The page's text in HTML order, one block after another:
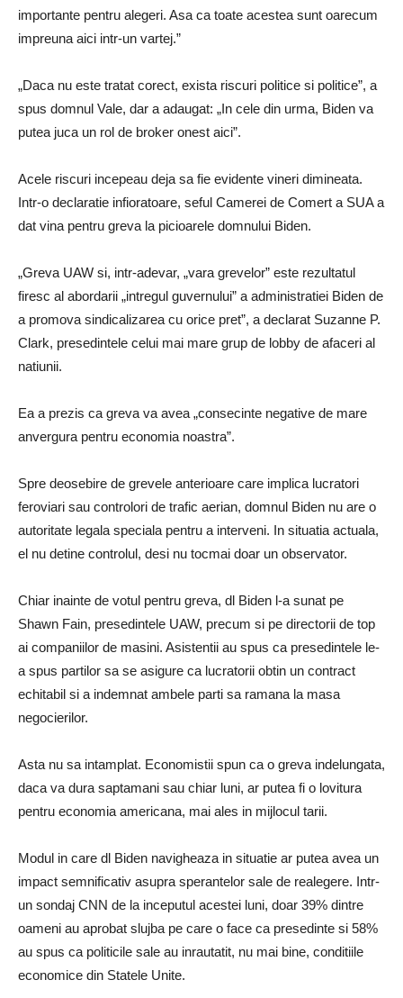
importante pentru alegeri. Asa ca toate acestea sunt oarecum
impreuna aici intr-un vartej.”
„Daca nu este tratat corect, exista riscuri politice si politice”, a
spus domnul Vale, dar a adaugat: „In cele din urma, Biden va
putea juca un rol de broker onest aici”.
Acele riscuri incepeau deja sa fie evidente vineri dimineata.
Intr-o declaratie infioratoare, seful Camerei de Comert a SUA a
dat vina pentru greva la picioarele domnului Biden.
„Greva UAW si, intr-adevar, „vara grevelor” este rezultatul
firesc al abordarii „intregul guvernului” a administratiei Biden de
a promova sindicalizarea cu orice pret”, a declarat Suzanne P.
Clark, presedintele celui mai mare grup de lobby de afaceri al
natiunii.
Ea a prezis ca greva va avea „consecinte negative de mare
anvergura pentru economia noastra”.
Spre deosebire de grevele anterioare care implica lucratori
feroviari sau controlori de trafic aerian, domnul Biden nu are o
autoritate legala speciala pentru a interveni. In situatia actuala,
el nu detine controlul, desi nu tocmai doar un observator.
Chiar inainte de votul pentru greva, dl Biden l-a sunat pe
Shawn Fain, presedintele UAW, precum si pe directorii de top
ai companiilor de masini. Asistentii au spus ca presedintele le-
a spus partilor sa se asigure ca lucratorii obtin un contract
echitabil si a indemnat ambele parti sa ramana la masa
negocierilor.
Asta nu sa intamplat. Economistii spun ca o greva indelungata,
daca va dura saptamani sau chiar luni, ar putea fi o lovitura
pentru economia americana, mai ales in mijlocul tarii.
Modul in care dl Biden navigheaza in situatie ar putea avea un
impact semnificativ asupra sperantelor sale de realegere. Intr-
un sondaj CNN de la inceputul acestei luni, doar 39% dintre
oameni au aprobat slujba pe care o face ca presedinte si 58%
au spus ca politicile sale au inrautatit, nu mai bine, conditiile
economice din Statele Unite.